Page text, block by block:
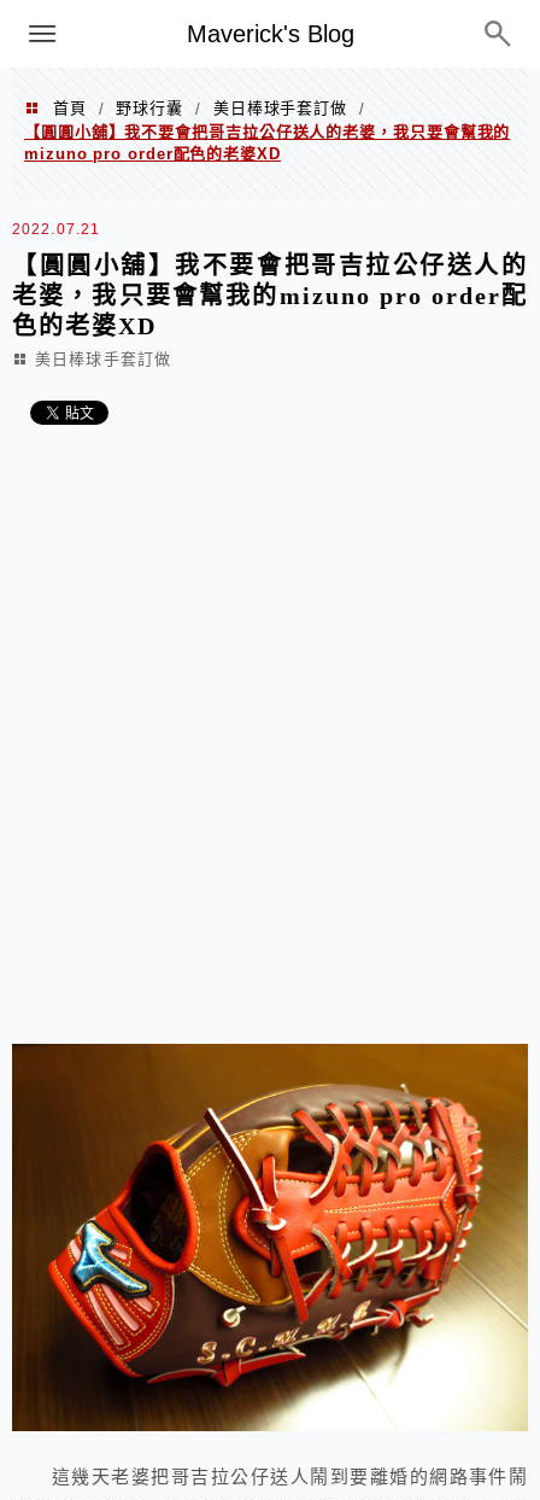
Maverick's Blog
Menu
首頁 / 野球行囊 / 美日棒球手套訂做
/
【圓圓小舖】我不要會把哥吉拉公仔送人的老婆，我只要會幫我的
mizuno pro order配色的老婆XD
2022.07.21
【圓圓小舖】我不要會把哥吉拉公仔送人的
老婆，我只要會幫我的mizuno pro order配
色的老婆XD
美日棒球手套訂做
這幾天老婆把哥吉拉公仔送人鬧到要離婚的網路事件鬧